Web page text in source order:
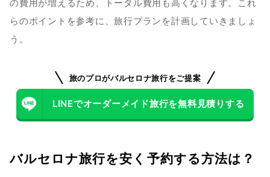
の費用が増えるため、トータル費用も高くなります。これ
らのポイントを参考に、旅行プランを計画していきましょ
う。
旅のプロがバルセロナ旅行をご提案
LINEでオーダーメイド旅行を無料見積りする
バルセロナ旅行を安く予約する方法は？